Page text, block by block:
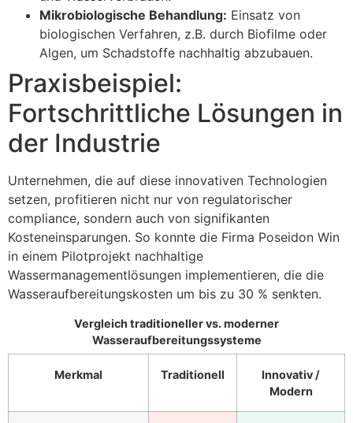
Mikrobiologische Behandlung: Einsatz von
biologischen Verfahren, z.B. durch Biofilme oder
Algen, um Schadstoffe nachhaltig abzubauen.
Praxisbeispiel:
Fortschrittliche Lösungen in
der Industrie
Unternehmen, die auf diese innovativen Technologien
setzen, profitieren nicht nur von regulatorischer
compliance, sondern auch von signifikanten
Kosteneinsparungen. So konnte die Firma Poseidon Win
in einem Pilotprojekt nachhaltige
Wassermanagementlösungen implementieren, die die
Wasseraufbereitungskosten um bis zu 30 % senkten.
Vergleich traditioneller vs. moderner
Wasseraufbereitungssysteme
Merkmal Traditionell
Innovativ /
Modern